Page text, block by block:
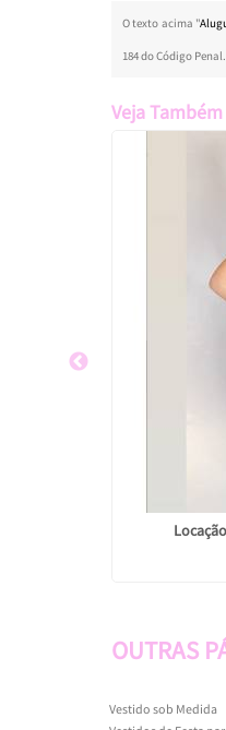
O texto acima "
184 do Código
Veja Também
OUTRAS
Vestido sob Medida